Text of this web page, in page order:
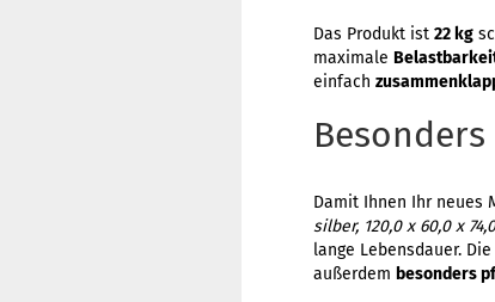
Das Produkt ist 22 kg
maximale
einfach
Damit Ihnen Ihr neues
silber, 120,0 x 60,0 x
lange Lebensdauer. Die
außerdem besonders